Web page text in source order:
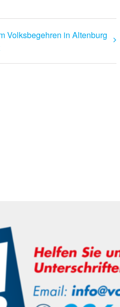
Volksbegehren in Altenburg